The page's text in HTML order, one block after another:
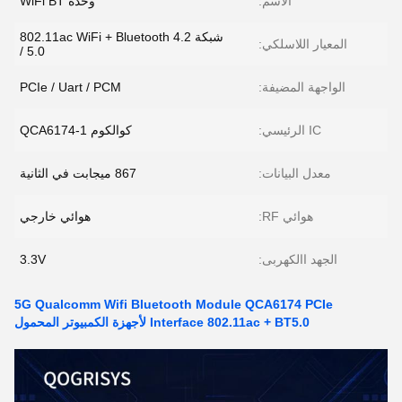
المعيار اللاسلكي:
شبكة 802.11ac WiFi + Bluetooth 4.2
/ 5.0
الواجهة المضيفة: PCIe / Uart / PCM
IC الرئيسي: كوالكوم QCA6174-1
معدل البيانات: 867 ميجابت في الثانية
هوائي RF: هوائي خارجي
الجهد االكهربى: 3.3V
5G Qualcomm Wifi Bluetooth Module QCA6174 PCIe
Interface 802.11ac + BT5.0 لأجهزة الكمبيوتر المحمول